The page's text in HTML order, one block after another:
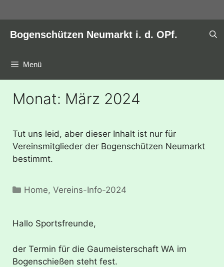
Inhalt
springen
Bogenschützen Neumarkt i. d. OPf.
Menü
Monat: März 2024
Tut uns leid, aber dieser Inhalt ist nur für
Vereinsmitglieder der Bogenschützen Neumarkt
bestimmt.
Kategorien
Home,Vereins-Info-2024
Hallo Sportsfreunde,
der Termin für die Gaumeisterschaft WA im
Bogenschießen steht fest.